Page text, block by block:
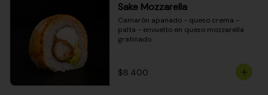
Sake Mozzarella
Camarón apanado - queso crema -
palta - envuelto en queso mozzarella
gratinado
$8.400